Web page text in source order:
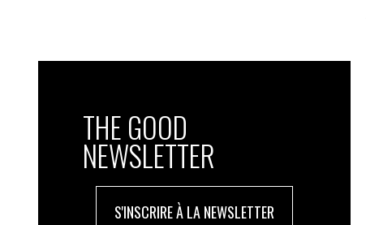
THE GOOD
NEWSLETTER
S'INSCRIRE À LA NEWSLETTER